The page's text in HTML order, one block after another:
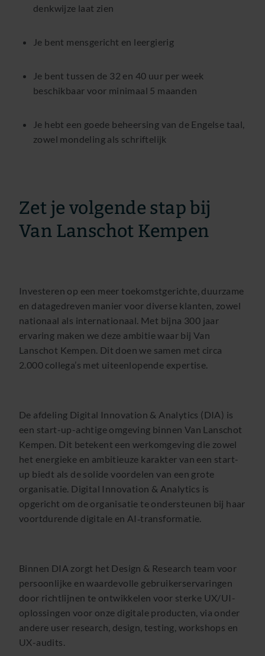
denkwijze laat zien
Je bent mensgericht en leergierig
Je bent tussen de 32 en 40 uur per week
beschikbaar voor minimaal 5 maanden
Je hebt een goede beheersing van de Engelse taal,
zowel mondeling als schriftelijk
Zet je volgende stap bij
Van Lanschot Kempen
Investeren op een meer toekomstgerichte, duurzame
en datagedreven manier voor diverse klanten, zowel
nationaal als internationaal. Met bijna 300 jaar
ervaring maken we deze ambitie waar bij Van
Lanschot Kempen. Dit doen we samen met circa
2.000 collega’s met uiteenlopende expertise.
De afdeling Digital Innovation & Analytics (DIA) is
een start-up-achtige omgeving binnen Van Lanschot
Kempen. Dit betekent een werkomgeving die zowel
het energieke en ambitieuze karakter van een start-
up biedt als de solide voordelen van een grote
organisatie. Digital Innovation & Analytics is
opgericht om de organisatie te ondersteunen bij haar
voortdurende digitale en AI‑transformatie.
Binnen DIA zorgt het Design & Research team voor
persoonlijke en waardevolle gebruikerservaringen
door richtlijnen te ontwikkelen voor sterke UX/UI-
oplossingen voor onze digitale producten, via onder
andere user research, design, testing, workshops en
UX-audits.